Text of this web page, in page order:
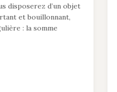
disposerez d’un objet
et bouillonnant,
: la somme